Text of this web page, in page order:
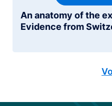
An anatomy of the
Evidence from